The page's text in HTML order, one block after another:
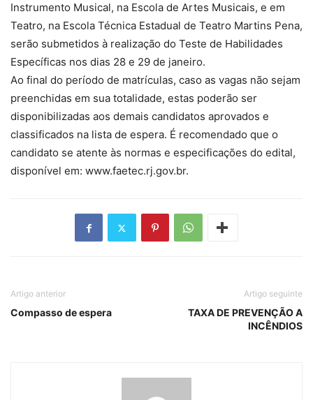
Instrumento Musical, na Escola de Artes Musicais, e em
Teatro, na Escola Técnica Estadual de Teatro Martins Pena,
serão submetidos à realização do Teste de Habilidades
Específicas nos dias 28 e 29 de janeiro.
Ao final do período de matrículas, caso as vagas não sejam
preenchidas em sua totalidade, estas poderão ser
disponibilizadas aos demais candidatos aprovados e
classificados na lista de espera. É recomendado que o
candidato se atente às normas e especificações do edital,
disponível em: www.faetec.rj.gov.br.
Artigo anterior
Compasso de espera
Artigo seguinte
TAXA DE PREVENÇÃO A
INCÊNDIOS